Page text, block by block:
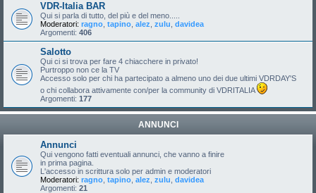
VDR-Italia BAR
Qui si parla di tutto, del più e del meno.....
Moderatori: ragno tapino alez zulu davidea
Argomenti: 406
Salotto
Qui ci si trova per fare 4 chiacchere in privato!
Purtroppo non ce la TV
Accesso solo per chi ha partecipato a almeno uno dei due ultimi VDRDAY'S
o chi collabora attivamente con/per la community di VDRITALIA
Argomenti: 177
ANNUNCI
Annunci
Qui vengono fatti eventuali annunci, che vanno a finire
in prima pagina.
L'accesso in scrittura solo per admin e moderatori
Moderatori: ragno tapino alez zulu davidea
Argomenti: 21